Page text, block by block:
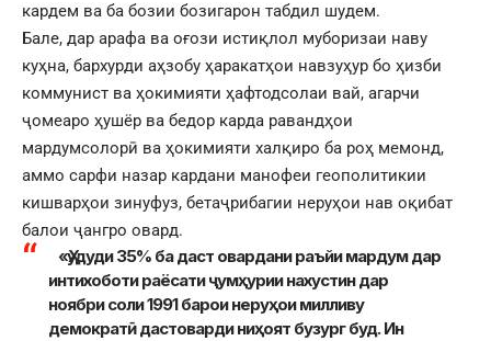
кардем ва ба бозии бозигарон табдил шудем.
Бале, дар арафа ва оғози истиқлол муборизаи наву
куҳна, бархурди аҳзобу ҳаракатҳои навзуҳур бо ҳизби
коммунист ва ҳокимияти ҳафтодсолаи вай, агарчи
ҷомеаро ҳушёр ва бедор карда равандҳои
мардумсолорӣ ва ҳокимияти халқиро ба роҳ мемонд,
аммо сарфи назар кардани манофеи геополитикии
кишварҳои зинуфуз, бетаҷрибагии неруҳои нав оқибат
балои ҷангро овард.
«Ҳудуди 35% ба даст овардани раъйи мардум дар
интихоботи раёсати ҷумҳурии нахустин дар
ноябри соли 1991 барои неруҳои милливу
демократӣ дастоварди ниҳоят бузург буд. Ин